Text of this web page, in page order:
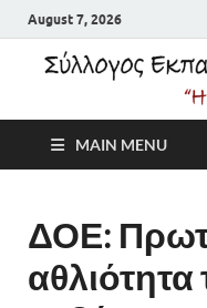
August 7, 2026
MAIN MENU
ΔΟΕ:
αθλιότητα